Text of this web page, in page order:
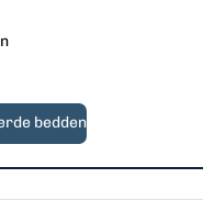
bedden